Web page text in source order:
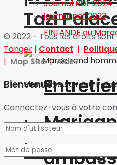
Tazi
Le Maroc
Journal PDF 2024
journal pdf 2023
© 2022 - Tous les droits
Tanger | Contact |
| Map Site|Aide?
Bienvenue!
Connectez-vous à votre